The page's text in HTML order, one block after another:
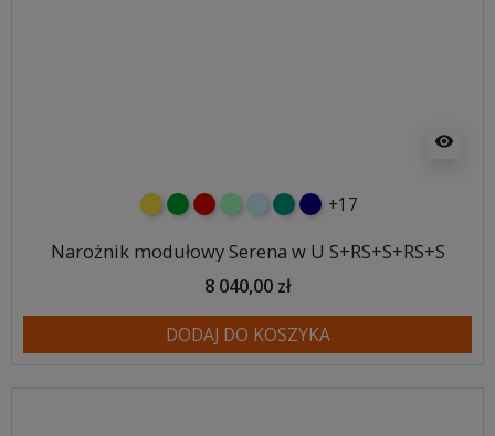
visibility
żółtyzielonyczerwony
miętowybłękitnyturkusowy
granatowy
+17
Narożnik modułowy Serena w U S+RS+S+RS+S
8 040,00 zł
DODAJ DO KOSZYKA